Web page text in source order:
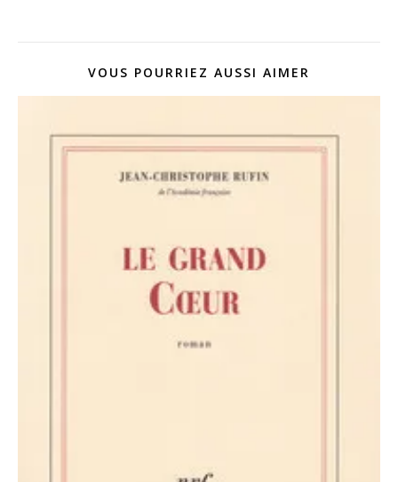
VOUS POURRIEZ AUSSI AIMER